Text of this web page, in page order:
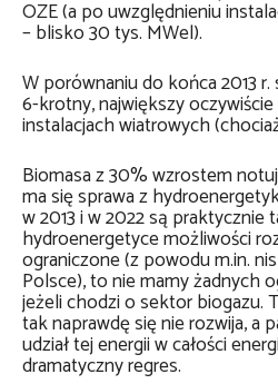
OZE (a po uwzględnieniu
– blisko 30 tys. MWel).
W porównaniu do końca 2013
6-krotny, największy
instalacjach wiatrowych
Biomasa z 30% wzrostem
ma się sprawa z
w 2013 i w 2022 są praktycznie
hydroenergetyce możliwości
ograniczone (z powodu m.in.
Polsce), to nie mamy żadnych
jeżeli chodzi o sektor biogazu.
tak naprawdę się nie rozwija, a
udział tej energii w całości
dramatyczny regres.